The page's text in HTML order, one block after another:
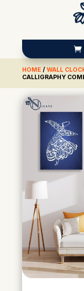
HOME / WALL
CALLIGRAPHY